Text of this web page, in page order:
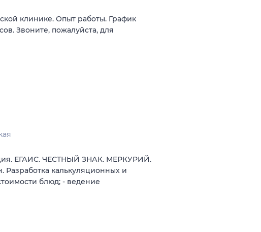
клинике. Опыт работы. График
Звоните, пожалуйста, для
ЕГАИС. ЧЕСТНЫЙ ЗНАК. МЕРКУРИЙ.
калькуляционных и
блюд; - ведение